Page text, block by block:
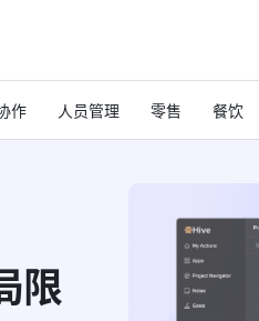
作 人员管理 零售 餐饮
限